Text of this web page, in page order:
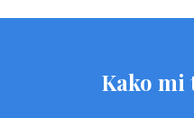
Kako mi